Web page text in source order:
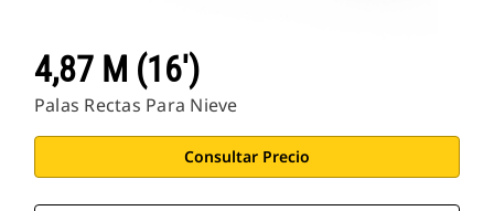
4,87 M (16')
Palas Rectas Para Nieve
Consultar Precio